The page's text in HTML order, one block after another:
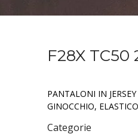
F28X TC50
PANTALONI IN
GINOCCHIO,
Categorie